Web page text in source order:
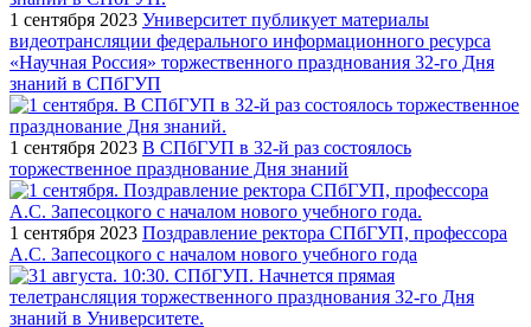
1 сентября 2023 Университет публикует материалы
видеотрансляции федерального информационного ресурса
«Научная Россия» торжественного празднования 32-го Дня
знаний в СПбГУП
1 сентября 2023 В СПбГУП в 32-й раз состоялось
торжественное празднование Дня знаний
1 сентября 2023 Поздравление ректора СПбГУП, профессора
А.С. Запесоцкого с началом нового учебного года